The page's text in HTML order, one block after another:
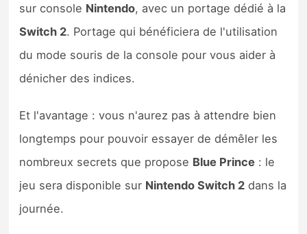
sur console Nintendo, avec un portage dédié à la
Switch 2. Portage qui bénéficiera de l'utilisation
du mode souris de la console pour vous aider à
dénicher des indices.
Et l'avantage : vous n'aurez pas à attendre bien
longtemps pour pouvoir essayer de démêler les
nombreux secrets que propose Blue Prince : le
jeu sera disponible sur Nintendo Switch 2 dans la
journée.